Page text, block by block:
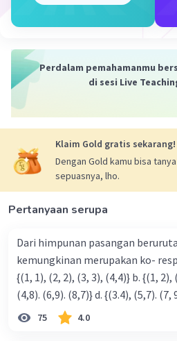
Jadi jawabannya Ya
variabel yaitu x yang
Perdalam pemahamanmu
di sesi Live
Klaim Gold gratis sekarang!
Dengan Gold kamu bisa
sepuasnya, lho.
Pertanyaan serupa
Dari himpunan pasangan
kemungkinan merupakan ko- respondensi satu-satu? a.
{(1, 1), (2, 2), (3, 3), (4,4)} b. {(1, 2), (2, 3), (3, 4). (4,5)} c. {(2,7).
(4,8). (6,9). (8,7)} d. {(3.4),
75 4.0